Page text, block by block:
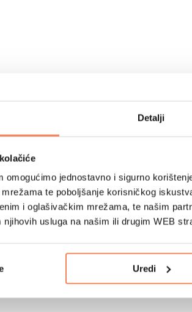
Detalji
omogućimo jednostavno i sigurno
te poboljšanje korisničkog
i oglašivačkim mrežama, te našim
njihovih usluga na našim ili drugim WEB
Uredi